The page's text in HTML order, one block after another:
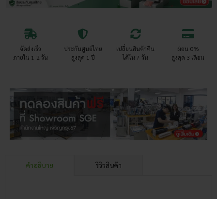
จัดส่งเร็ว
ภายใน 1-2 วัน
ประกันศูนย์ไทย
สูงสุด 1 ปี
เปลี่ยนสินค้าคืน
ได้ใน 7 วัน
ผ่อน 0%
สูงสุด 3 เดือน
คำอธิบาย รีวิวสินค้า